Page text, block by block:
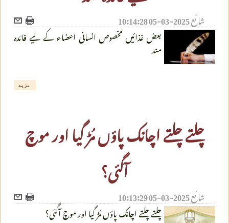
شائع2025-03-05 10:14:28
بعض غذائیں مخصوص انسانی اعضاء کے لیے فائدہ
مند
مزید
چلتے چلتے اچانک پاؤں مُڑ گیا اور موچ
آگئی؟
شائع2025-03-05 10:13:29
چلتے چلتے اچانک پاؤں مُڑ گیا اور موچ آگئی؟